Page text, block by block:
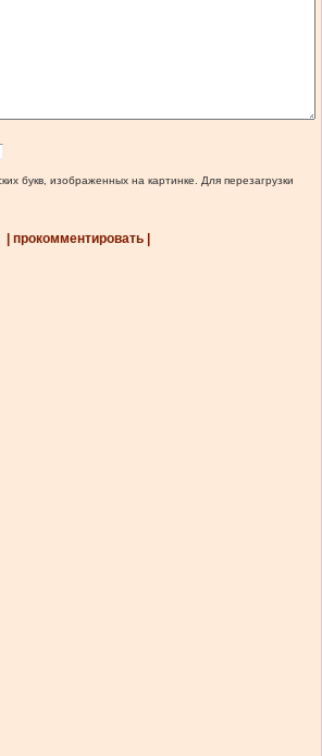
букв, изображенных на картинке. Для перезагрузки
| прокомментировать |